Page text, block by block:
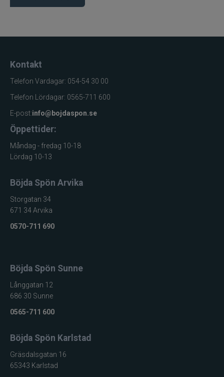
Kontakt
Telefon Vardagar: 054-54 30 00
Telefon Lördagar: 0565-711 600
E-post:info@bojdaspon.se
Öppettider:
Måndag - fredag 10-18
Lördag 10-13
Böjda Spön Arvika
Storgatan 34
671 34 Arvika
0570-711 690
Böjda Spön Sunne
Långgatan 12
686 30 Sunne
0565-711 600
Böjda Spön Karlstad
Gräsdalsgatan 16
65343 Karlstad